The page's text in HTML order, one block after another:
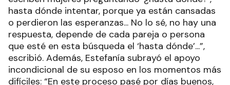
hasta dónde intentar, porque ya están cansadas
o perdieron las esperanzas... No lo sé, no hay una
respuesta, depende de cada pareja o persona
que esté en esta búsqueda el ‘hasta dónde’...”,
escribió. Además, Estefanía subrayó el apoyo
incondicional de su esposo en los momentos más
difíciles: “En este proceso pasé por días buenos,